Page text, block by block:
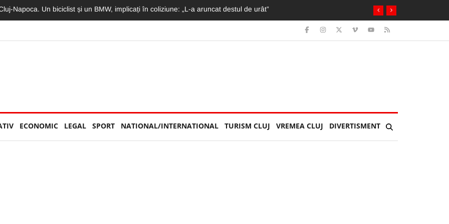
pe DN1! Avea doar 36 de ani și lucra ca polițist la Penitenciarul Gherla: Îl așteptau soția și copilul
ECONOMIC LEGAL SPORT NATIONAL/INTERNATIONAL TURISM CLUJ VREMEA CLUJ DIVERTISMENT